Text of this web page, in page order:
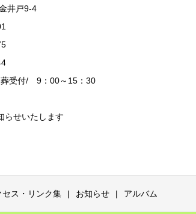
井戸9-4
受付/ 9：00～15：30
らせいたします
セス・リンク集 お知らせ アルバム